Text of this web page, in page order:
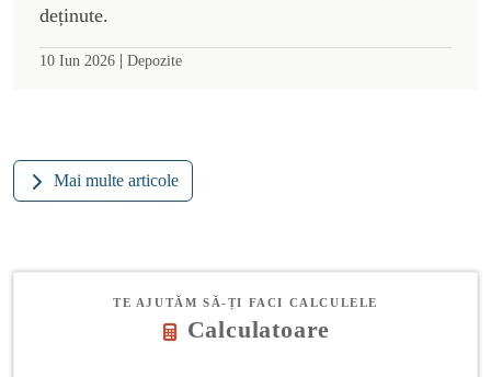
deținute.
10 Iun 2026 | Depozite
Mai multe articole
TE AJUTĂM SĂ-ȚI FACI CALCULELE
Calculatoare